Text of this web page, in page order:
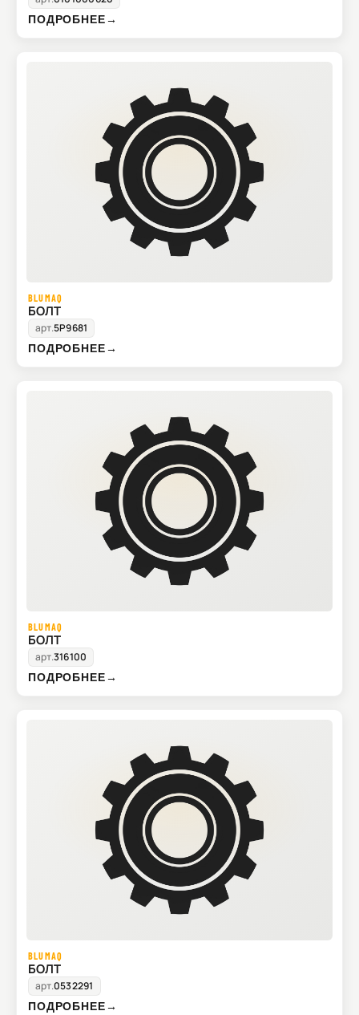
ПОДРОБНЕЕ→
BLUMAQ
БОЛТ
арт.5P9681
ПОДРОБНЕЕ→
BLUMAQ
БОЛТ
арт.316100
ПОДРОБНЕЕ→
BLUMAQ
БОЛТ
арт.0532291
ПОДРОБНЕЕ→